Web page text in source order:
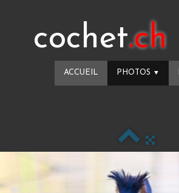
cochet.ch
ACCUEIL PHOTOS ▼